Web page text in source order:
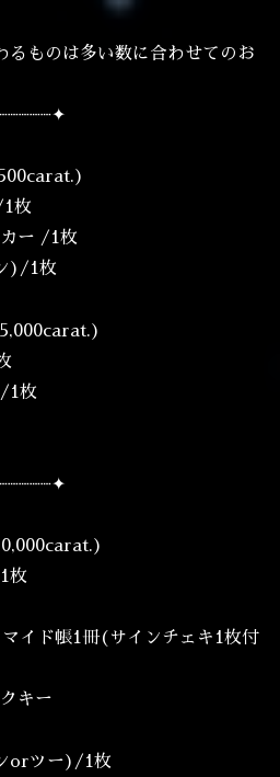
るものは多い数に合わせてのお
1枚
カー /1枚
)/1枚
/1枚
枚
イド帳1冊(サインチェキ1枚付
キー
orツー)/1枚